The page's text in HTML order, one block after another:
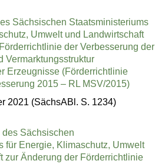
Sächsischen Staatsministeriums
Umwelt und Landwirtschaft
der Verbesserung der
Vermarktungsstruktur
Erzeugnisse (Förderrichtlinie
2015 – RL MSV/2015)
2021 (SächsABl. S. 1234)
Sächsischen
für Energie, Klimaschutz, Umwelt
zur Änderung der Förderrichtlinie